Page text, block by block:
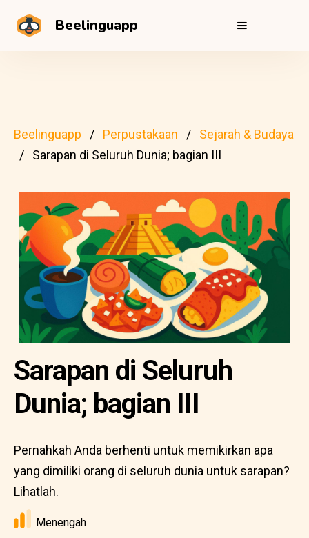
Beelinguapp
Beelinguapp Perpustakaan
Sejarah & Budaya
Sarapan di Seluruh Dunia; bagian III
Sarapan di Seluruh
Dunia; bagian III
Pernahkah Anda berhenti untuk memikirkan apa
yang dimiliki orang di seluruh dunia untuk sarapan?
Lihatlah.
Menengah